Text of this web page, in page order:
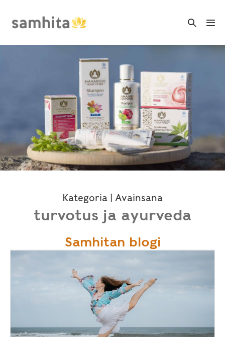
Search
Kategoria | Avainsana
turvotus ja ayurveda
Samhitan blogi